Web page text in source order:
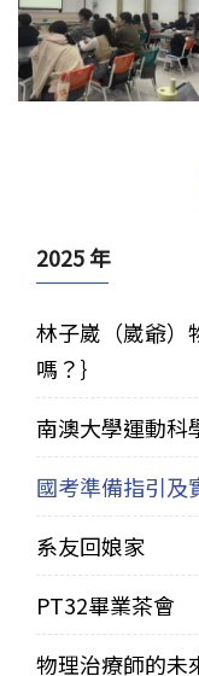
2025 年
林子崴（崴爺）
嗎？｝
南澳大學運動科
國考準備指引及
系友回娘家
PT32畢業茶會
物理治療師的未